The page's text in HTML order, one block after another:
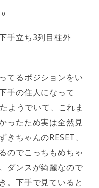
手立ち3列目柱外
てるポジションをい
手の住人になって
ようでいて、これま
ったため実は全然見
ちゃんのRESET、
のでこっちもめちゃ
ダンスが綺麗なので
。下手で見ていると